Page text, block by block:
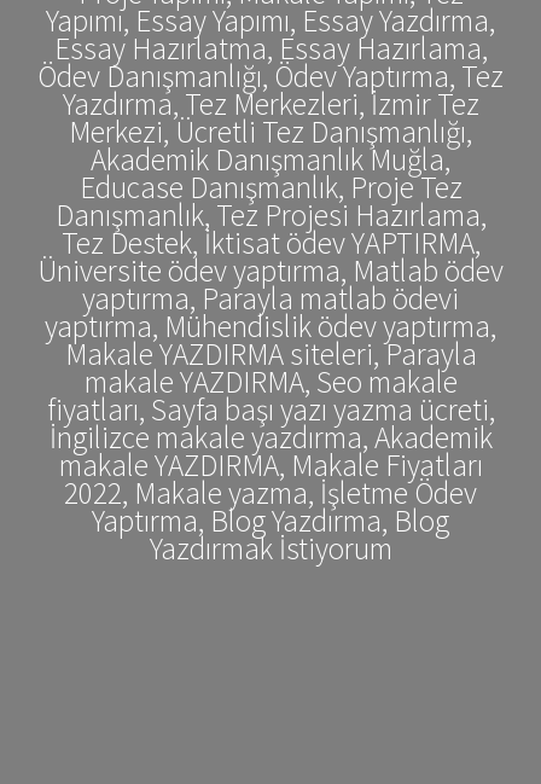
Yapımı, Essay Yapımı, Essay Yazdırma,
Essay Hazırlatma, Essay Hazırlama,
Ödev Danışmanlığı, Ödev Yaptırma, Tez
Yazdırma, Tez Merkezleri, İzmir Tez
Merkezi, Ücretli Tez Danışmanlığı,
Akademik Danışmanlık Muğla,
Educase Danışmanlık, Proje Tez
Danışmanlık, Tez Projesi Hazırlama,
Tez Destek, İktisat ödev YAPTIRMA,
Üniversite ödev yaptırma, Matlab ödev
yaptırma, Parayla matlab ödevi
yaptırma, Mühendislik ödev yaptırma,
Makale YAZDIRMA siteleri, Parayla
makale YAZDIRMA, Seo makale
fiyatları, Sayfa başı yazı yazma ücreti,
İngilizce makale yazdırma, Akademik
makale YAZDIRMA, Makale Fiyatları
2022, Makale yazma, İşletme Ödev
Yaptırma, Blog Yazdırma, Blog
Yazdırmak İstiyorum